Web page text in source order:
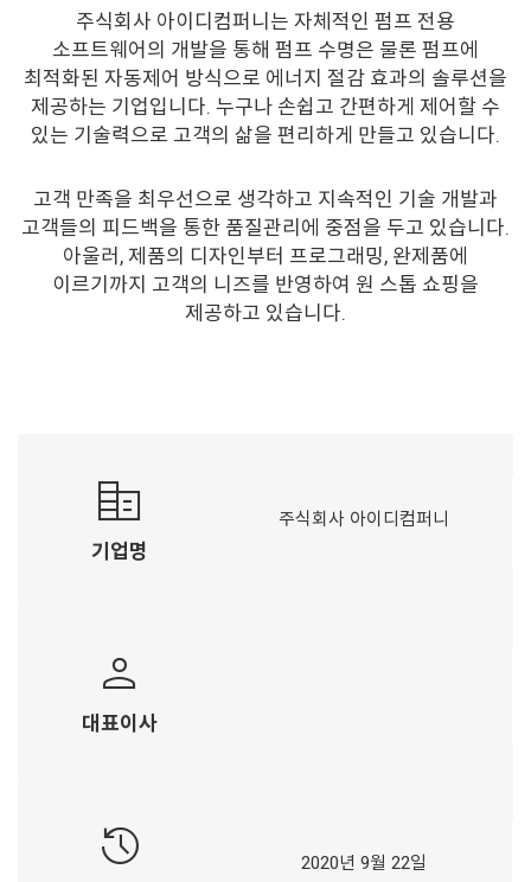
주식회사 아이디컴퍼니는 자체적인 펌프 전용
소프트웨어의 개발을 통해 펌프 수명은 물론 펌프에
최적화된 자동제어 방식으로 에너지 절감 효과의 솔루션을
제공하는 기업입니다. 누구나 손쉽고 간편하게 제어할 수
있는 기술력으로 고객의 삶을 편리하게 만들고 있습니다.
고객 만족을 최우선으로 생각하고 지속적인 기술 개발과
고객들의 피드백을 통한 품질관리에 중점을 두고 있습니다.
아울러, 제품의 디자인부터 프로그래밍, 완제품에
이르기까지 고객의 니즈를 반영하여 원 스톱 쇼핑을
제공하고 있습니다.
corporate_fare
기업명
주식회사 아이디컴퍼니
person
대표이사
history 2020년 9월 22일